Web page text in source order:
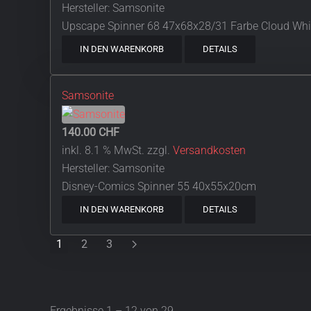
Hersteller: Samsonite
Upscape Spinner 68 47x68x28/31 Farbe Cloud
IN DEN WARENKORB DETAILS
Samsonite
140.00 CHF
inkl. 8.1 % MwSt. zzgl. Versandkosten
Hersteller: Samsonite
Disney-Comics Spinner 55 40x55x20cm
IN DEN WARENKORB DETAILS
1 2 3